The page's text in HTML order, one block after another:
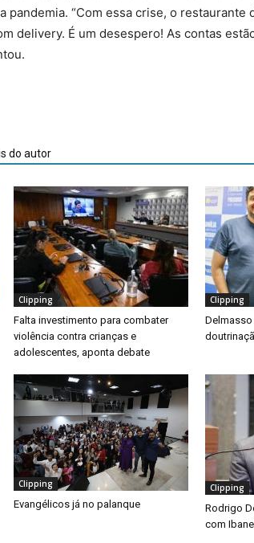
pandemia. “Com essa crise, o restaurante
delivery. É um desespero! As contas
do autor
Clipping
Falta investimento para combater
violência contra crianças e
adolescentes, aponta debate
Clipping
Clipping
Evangélicos já no palanque
Clipping
Rodrigo
com